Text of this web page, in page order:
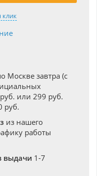
клик
Москве завтра (с
или 299 руб.
руб.
из нашего
работы
выдачи 1-7